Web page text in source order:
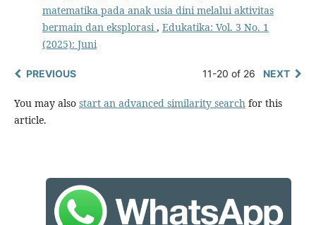
matematika pada anak usia dini melalui aktivitas
bermain dan eksplorasi, Edukatika: Vol. 3 No. 1
(2025): Juni
PREVIOUS 11-20 of 26 NEXT
You may also start an advanced similarity searchfor this
article.